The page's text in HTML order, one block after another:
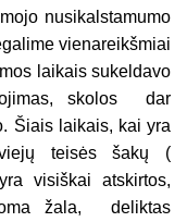
nusikalstamumo
vienareikšmiai
laikais sukeldavo
skolos dar
Šiais laikais, kai yra
teisės šakų (
visiškai atskirtos,
žala, deliktas